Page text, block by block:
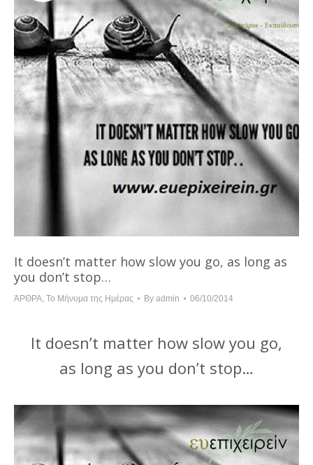
It doesn’t matter how slow you go, as long as
you don’t stop…
ΆΡΘΡΑ Το Μήνυμα της Ημέρας By admin 06/10/2014
It doesn’t matter how slow you go,
as long as you don’t stop…